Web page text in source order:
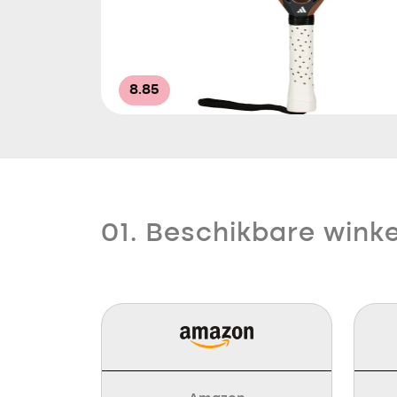
8.85
01. Beschikbare